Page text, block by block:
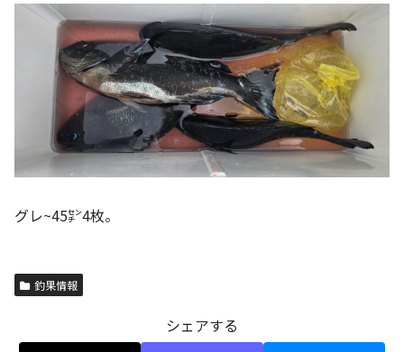
グレ~45㌢4枚。
釣果情報
シェアする